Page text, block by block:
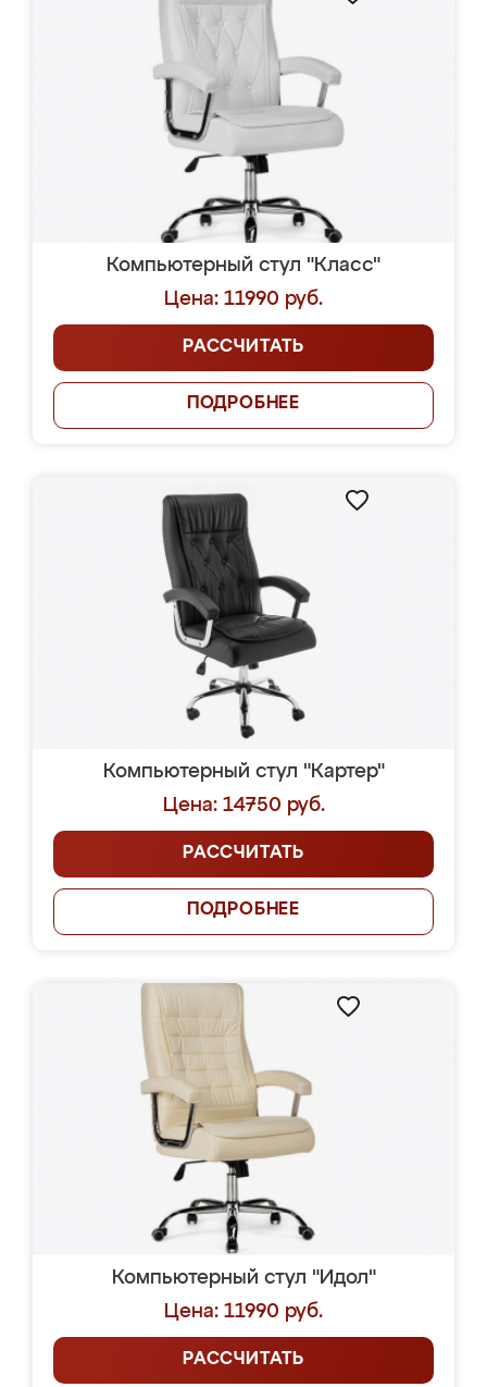
Компьютерный стул "Класс"
Цена: 11990 руб.
РАССЧИТАТЬ
ПОДРОБНЕЕ
Компьютерный стул "Картер"
Цена: 14750 руб.
РАССЧИТАТЬ
ПОДРОБНЕЕ
Компьютерный стул "Идол"
Цена: 11990 руб.
РАССЧИТАТЬ